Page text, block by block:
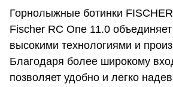
Горнолыжные ботинки
Fischer RC One 11.0
высокими технологиями и
Благодаря более широкому
позволяет удобно и легко